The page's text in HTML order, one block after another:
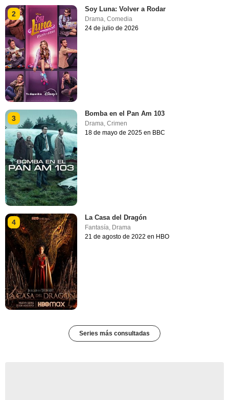
2
Soy Luna: Volver a Rodar
Drama,Comedia
24 de julio de 2026
3
Bomba en el Pan Am 103
Drama ,Crimen
18 de mayo de 2025 en BBC
4
La Casa del Dragón
Fantasía, Drama
21 de agosto de 2022 en HBO
Series más consultadas